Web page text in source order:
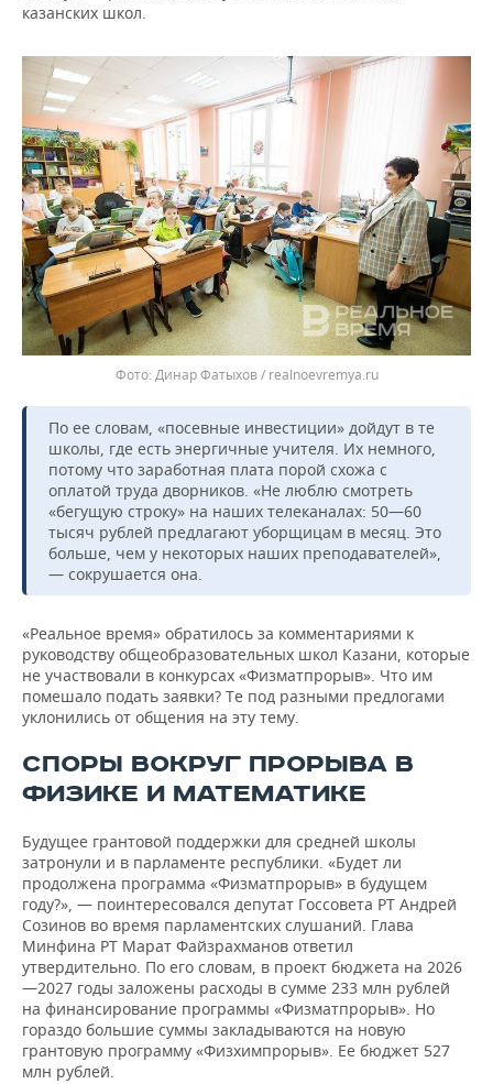
казанских школ.
Динар Фатыхов / realnoevremya.ru
По ее словам, «посевные инвестиции» дойдут в те
школы, где есть энергичные учителя. Их немного,
потому что заработная плата порой схожа с
оплатой труда дворников. «Не люблю смотреть
«бегущую строку» на наших телеканалах: 50—60
тысяч рублей предлагают уборщицам в месяц. Это
больше, чем у некоторых наших преподавателей»,
— сокрушается она.
«Реальное время» обратилось за комментариями к
руководству общеобразовательных школ Казани, которые
не участвовали в конкурсах «Физматпрорыв». Что им
помешало подать заявки? Те под разными предлогами
уклонились от общения на эту тему.
СПОРЫ ВОКРУГ ПРОРЫВА В
ФИЗИКЕ И МАТЕМАТИКЕ
Будущее грантовой поддержки для средней школы
затронули и в парламенте республики. «Будет ли
продолжена программа «Физматпрорыв» в будущем
году?», — поинтересовался депутат Госсовета РТ Андрей
Созинов во время парламентских слушаний. Глава
Минфина РТ Марат Файзрахманов ответил
утвердительно. По его словам, в проект бюджета на 2026
—2027 годы заложены расходы в сумме 233 млн рублей
на финансирование программы «Физматпрорыв». Но
гораздо большие суммы закладываются на новую
грантовую программу «Физхимпрорыв». Ее бюджет 527
млн рублей.